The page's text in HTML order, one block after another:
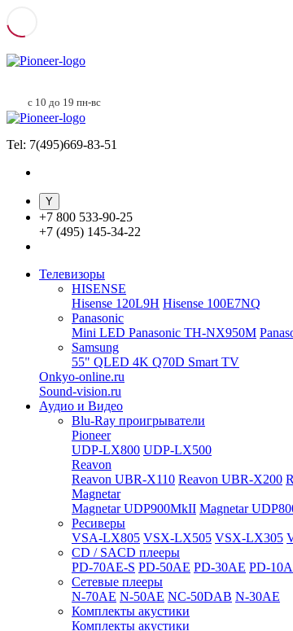
с 10 до 19 пн-вс
Tel: 7(495)669-83-51
+7 800 533-90-25
+7 (495) 145-34-22
Телевизоры
HISENSE
Hisense 120L9H Hisense 100E7NQ
Panasonic
Mini LED Panasonic TH-NX950M
Samsung
55" QLED 4K Q70D Smart TV
Onkyo-online.ru
Sound-vision.ru
Аудио и Видео
Blu-Ray проигрыватели
Pioneer
UDP-LX800 UDP-LX500
Reavon
Reavon UBR-X110 Reavon UBR-X200
Magnetar
Magnetar UDP900MkII Magnetar
Ресиверы
VSA-LX805 VSX-LX505 VSX-LX305
CD / SACD плееры
PD-70AE-S PD-50AE PD-30AE PD-
Сетевые плееры
N-70AE N-50AE NC-50DAB N-30AE
Комплекты акустики
Комплекты акустики